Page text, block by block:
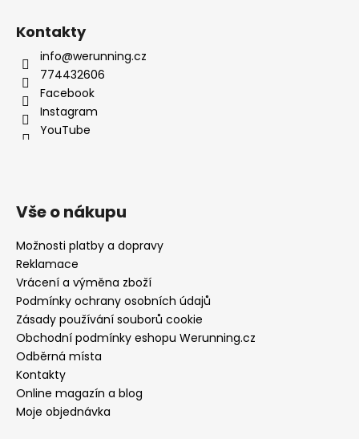
Kontakty
info@werunning.cz
774432606
Facebook
Instagram
YouTube
Vše o nákupu
Možnosti platby a dopravy
Reklamace
Vrácení a výměna zboží
Podmínky ochrany osobních údajů
Zásady používání souborů cookie
Obchodní podmínky eshopu Werunning.cz
Odběrná místa
Kontakty
Online magazín a blog
Moje objednávka